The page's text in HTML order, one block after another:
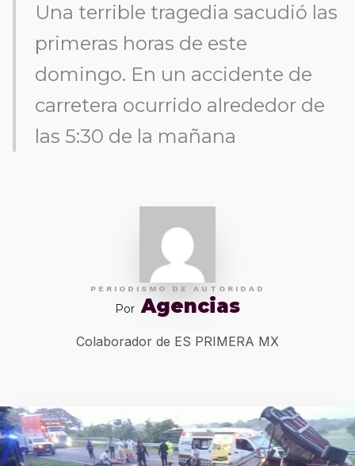
Una terrible tragedia sacudió las
primeras horas de este
domingo. En un accidente de
carretera ocurrido alrededor de
las 5:30 de la mañana
PERIODISMO DE AUTORIDAD
Por Agencias
Colaborador de ES PRIMERA MX